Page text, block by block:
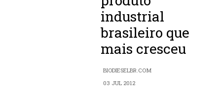
industrial
brasileiro que
mais cresceu
BIODIESELBR.COM
03 JUL 2012